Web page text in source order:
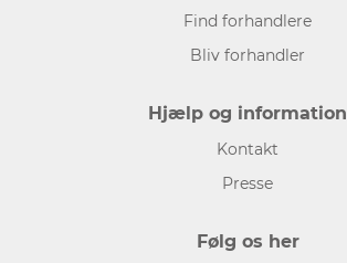
Find forhandlere
Bliv forhandler
Hjælp og information
Kontakt
Presse
Følg os her